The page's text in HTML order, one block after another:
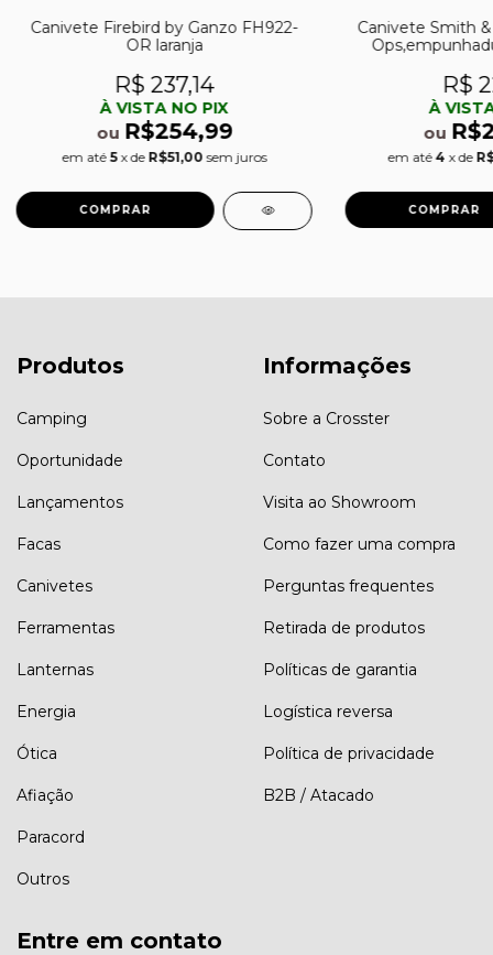
Canivete Firebird by Ganzo FH922-
OR laranja
R$ 237,14
À VISTA NO PIX
ou R$254,99
em até5 x de R$51,00 sem juros
Canivete Smith
R$
À
ou
em até4 x de
Produtos
Camping
Oportunidade
Lançamentos
Facas
Canivetes
Ferramentas
Lanternas
Energia
Ótica
Afiação
Paracord
Outros
Informações
Sobre a Crosster
Contato
Visita ao Showroom
Como fazer uma compra
Perguntas frequentes
Retirada de produtos
Políticas de garantia
Logística reversa
Política de privacidade
B2B / Atacado
Entre em contato